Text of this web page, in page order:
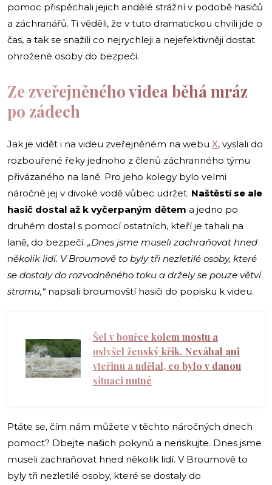
pomoc přispěchali jejich andělé strážní v podobě hasičů
a záchranářů. Ti věděli, že v tuto dramatickou chvíli jde o
čas, a tak se snažili co nejrychleji a nejefektivněji dostat
ohrožené osoby do bezpečí.
Ze zveřejněného videa běhá mráz
po zádech
Jak je vidět i na videu zveřejněném na webu X, vyslali do
rozbouřené řeky jednoho z členů záchranného týmu
přivázaného na laně. Pro jeho kolegy bylo velmi
náročné jej v divoké vodě vůbec udržet. Naštěstí se ale
hasič dostal až k vyčerpaným dětem a jedno po
druhém dostal s pomocí ostatních, kteří je tahali na
laně, do bezpečí. „Dnes jsme museli zachraňovat hned
několik lidí. V Broumově to byly tři nezletilé osoby, které
se dostaly do rozvodněného toku a držely se pouze větví
stromu,“napsali broumovští hasiči do popisku k videu.
Šel v bouřce kolem mostu a
uslyšel ženský křik. Neváhal ani
vteřinu a udělal, co bylo v danou
situaci nutné
Ptáte se, čím nám můžete v těchto náročných dnech
pomoct? Dbejte našich pokynů a neriskujte. Dnes jsme
museli zachraňovat hned několik lidí. V Broumově to
byly tři nezletilé osoby, které se dostaly do